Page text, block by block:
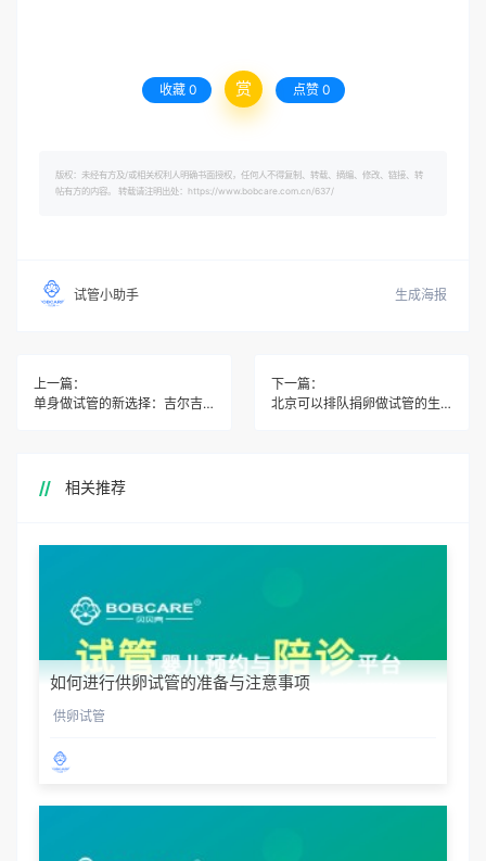
收藏 0 赏 点赞 0
版权：未经有方及/或相关权利人明确书面授权，任何人不得复制、转载、摘编、修改、链接、转
帖有方的内容。 转载请注明出处：https://www.bobcare.com.cn/637/
试管小助手 生成海报
上一篇：
单身做试管的新选择：吉尔吉斯斯坦BFG生殖医院
下一篇：
北京可以排队捐卵做试管的生殖中心
相关推荐
如何进行供卵试管的准备与注意事项
供卵试管